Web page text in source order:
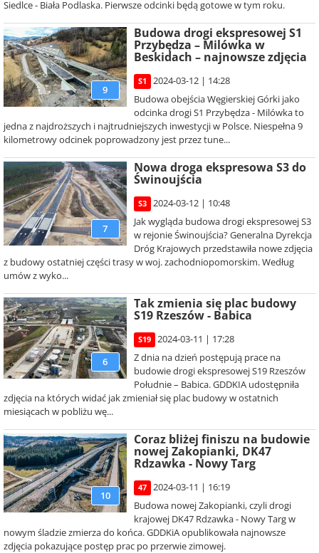
Siedlce - Biała Podlaska. Pierwsze odcinki będą gotowe w tym roku.
9
Budowa drogi ekspresowej S1
Przybędza – Milówka w
Beskidach – najnowsze zdjęcia
S1
2024-03-12 | 14:28
Budowa obejścia Węgierskiej Górki jako
odcinka drogi S1 Przybędza - Milówka to
jedna z najdroższych i najtrudniejszych inwestycji w Polsce. Niespełna 9
kilometrowy odcinek poprowadzony jest przez tune...
7
Nowa droga ekspresowa S3 do
Świnoujścia
S3
2024-03-12 | 10:48
Jak wygląda budowa drogi ekspresowej S3
w rejonie Świnoujścia? Generalna Dyrekcja
Dróg Krajowych przedstawiła nowe zdjęcia
z budowy ostatniej części trasy w woj. zachodniopomorskim. Według
umów z wyko...
6
Tak zmienia się plac budowy
S19 Rzeszów - Babica
S19
2024-03-11 | 17:28
Z dnia na dzień postępują prace na
budowie drogi ekspresowej S19 Rzeszów
Południe – Babica. GDDKIA udostępniła
zdjęcia na których widać jak zmieniał się plac budowy w ostatnich
miesiącach w pobliżu wę...
10
Coraz bliżej finiszu na budowie
nowej Zakopianki, DK47
Rdzawka - Nowy Targ
47
2024-03-11 | 16:19
Budowa nowej Zakopianki, czyli drogi
krajowej DK47 Rdzawka - Nowy Targ w
nowym śladzie zmierza do końca. GDDKiA opublikowała najnowsze
zdjęcia pokazujące postęp prac po przerwie zimowej.